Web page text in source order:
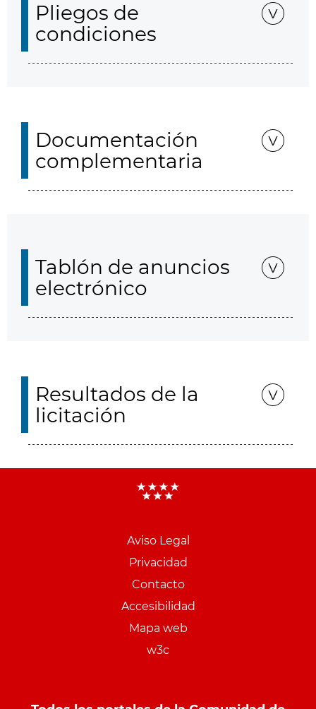
Pliegos de
condiciones
Documentación
complementaria
Tablón de anuncios
electrónico
Resultados de la
licitación
Aviso Legal
Privacidad
Contacto
Accesibilidad
Mapa web
w3c